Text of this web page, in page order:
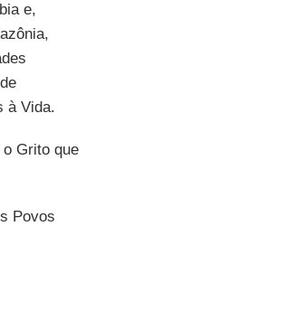
e,
à Vida.
Grito que
Povos